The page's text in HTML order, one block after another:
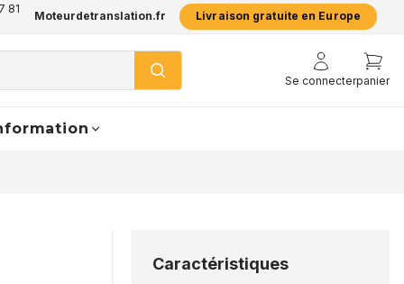
81
Moteurdetranslation.fr Livraison gratuite en Europe
Se connecterpanier
Caractéristiques